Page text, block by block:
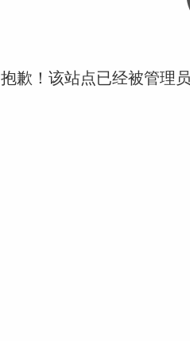
抱歉！该站点已经被管理